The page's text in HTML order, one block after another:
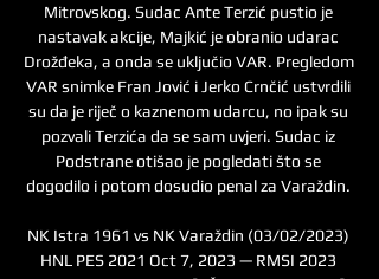
Mitrovskog. Sudac Ante Terzić pustio je
nastavak akcije, Majkić je obranio udarac
Drožđeka, a onda se uključio VAR. Pregledom
VAR snimke Fran Jović i Jerko Crnčić ustvrdili
su da je riječ o kaznenom udarcu, no ipak su
pozvali Terzića da se sam uvjeri. Sudac iz
Podstrane otišao je pogledati što se
dogodilo i potom dosudio penal za Varaždin.
NK Istra 1961 vs NK Varaždin (03/02/2023)
HNL PES 2021 Oct 7, 2023 — RMSI 2023